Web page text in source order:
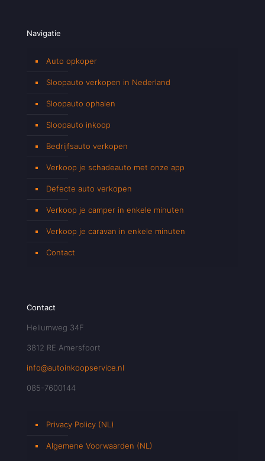
Navigatie
Auto opkoper
Sloopauto verkopen in Nederland
Sloopauto ophalen
Sloopauto inkoop
Bedrijfsauto verkopen
Verkoop je schadeauto met onze app
Defecte auto verkopen
Verkoop je camper in enkele minuten
Verkoop je caravan in enkele minuten
Contact
Contact
Heliumweg 34F
3812 RE Amersfoort
info@autoinkoopservice.nl
085-7600144
Privacy Policy (NL)
Algemene Voorwaarden (NL)